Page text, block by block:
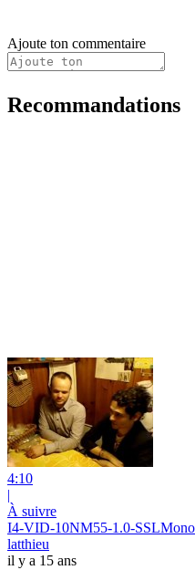
Ajoute ton commentaire
Recommandations
4:10
|
À suivre
I4-VID-10NM55-1.0-
latthieu
il y a 15 ans